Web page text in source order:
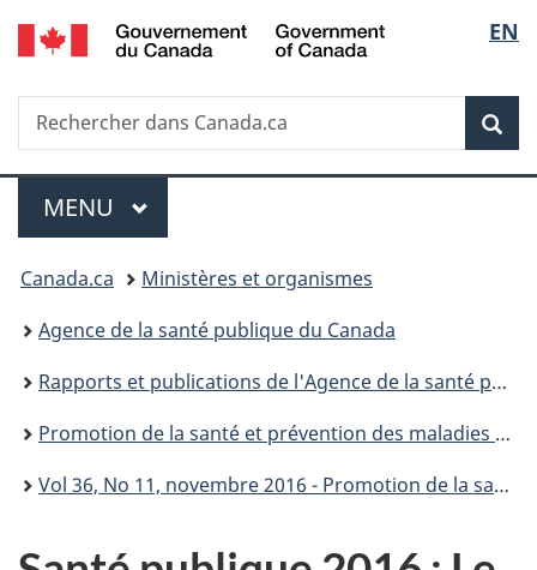
Passer
au
principal
Passer
à
Au
du
Passer
à
version
simplifiée
de
la
EN
Recherche
Rechercher
dans
Menu
MENU PRINCIPAL
Vous
êtes
ici :
Canada.ca
Ministères et organismes
Agence de la santé publique du Canada
Rapports et publications de l'Agence de la santé publique du Canada
Promotion de la santé et prévention des maladies chroniques au Canada : Recherche, politiques et pratiques
Vol 36, No 11, novembre 2016 - Promotion de la santé et prévention des maladies chroniques au Canada : Recherche, politiques et pratiques